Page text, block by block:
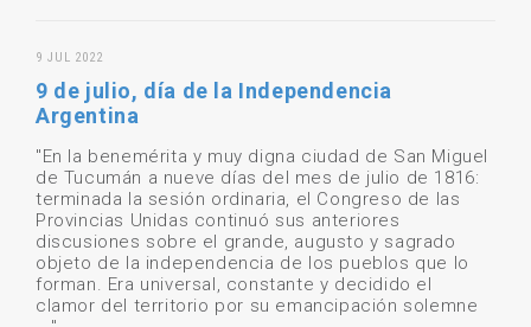
9 JUL 2022
9 de julio, día de la Independencia
Argentina
"En la benemérita y muy digna ciudad de San Miguel
de Tucumán a nueve días del mes de julio de 1816:
terminada la sesión ordinaria, el Congreso de las
Provincias Unidas continuó sus anteriores
discusiones sobre el grande, augusto y sagrado
objeto de la independencia de los pueblos que lo
forman. Era universal, constante y decidido el
clamor del territorio por su emancipación solemne